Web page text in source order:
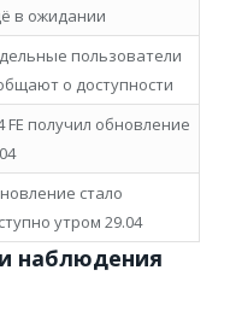
в ожидании
пользователи
о доступности
FE получил обновление
стало
утром 29.04
наблюдения